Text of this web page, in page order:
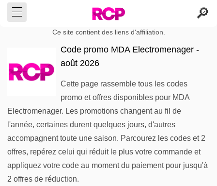
Ce site contient des liens d'affiliation.
Code promo MDA Electromenager -
août 2026
Cette page rassemble tous les codes
promo et offres disponibles pour MDA
Electromenager. Les promotions changent au fil de
l'année, certaines durent quelques jours, d'autres
accompagnent toute une saison. Parcourez les codes et 2
offres, repérez celui qui réduit le plus votre commande et
appliquez votre code au moment du paiement pour jusqu'à
2 offres de réduction.